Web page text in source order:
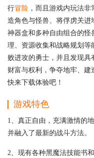
行冒险 ，而且游戏内玩法
造角色与怪兽、将俘虏关进
神器盒和多种自由组合的怪
理、资源收集和战略规划
败进攻的勇士，并且发现
财富与权利，争夺地牢、
快来下载体验吧！
游戏特色
1、真正自由，充满激情的
并融入了最新的战斗方法。
2、现有各种黑魔法技能书